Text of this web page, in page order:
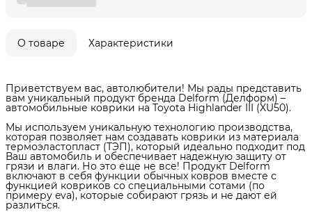
О товаре Характеристики
Приветствуем вас, автолюбители! Мы рады представить
вам уникальный продукт бренда Delform (Делформ) –
автомобильные коврики на Toyota Highlander III (XU50).
Мы используем уникальную технологию производства,
которая позволяет нам создавать коврики из материала
термоэластопласт (ТЭП), который идеально подходит под
Ваш автомобиль и обеспечивает надежную защиту от
грязи и влаги. Но это еще не все! Продукт Delform
включают в себя функции обычных ковров вместе с
функцией ковриков со специальными сотами (по
примеру eva), которые собирают грязь и не дают ей
разлиться.